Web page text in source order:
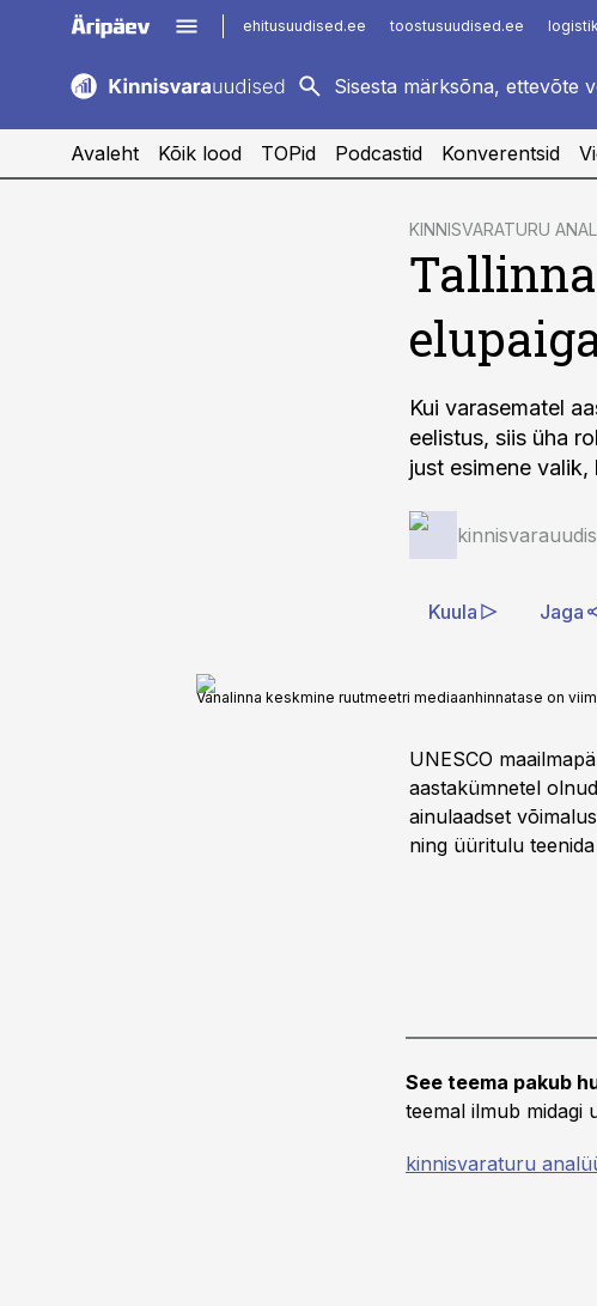
ehitusuudised.ee toostusuudised.ee
kaubandus.ee
logistikauudised.ee
imelineajalugu.ee
Avaleht Kõik lood TOPid Podcastid Konverentsid
KINNISVARATURU
Kui varasematel
eelistus, siis üha
just esimene
Kuula Jaga
Vanalinna keskmine ruutmeetri mediaanhinnatase on
UNESCO
aastakümnetel
ainulaadset
ning üüritulu
See teema pakub
teemal ilmub midagi
kinnisvaraturu